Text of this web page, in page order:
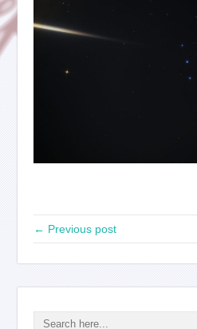
← Previous post